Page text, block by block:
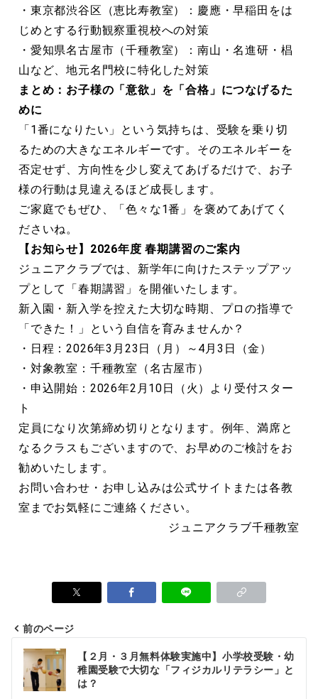
・東京都渋谷区（恵比寿教室）：慶應・早稲田をは
じめとする行動観察重視校への対策
・愛知県名古屋市（千種教室）：南山・名進研・椙
山など、地元名門校に特化した対策
まとめ：お子様の「意欲」を「合格」につなげるた
めに
「1番になりたい」という気持ちは、受験を乗り切
るための大きなエネルギーです。そのエネルギーを
否定せず、方向性を少し変えてあげるだけで、お子
様の行動は見違えるほど成長します。
ご家庭でもぜひ、「色々な1番」を褒めてあげてく
ださいね。
【お知らせ】2026年度 春期講習のご案内
ジュニアクラブでは、新学年に向けたステップアッ
プとして「春期講習」を開催いたします。
新入園・新入学を控えた大切な時期、プロの指導で
「できた！」という自信を育みませんか？
・日程：2026年3月23日（月）～4月3日（金）
・対象教室：千種教室（名古屋市）
・申込開始：2026年2月10日（火）より受付スター
ト
定員になり次第締め切りとなります。例年、満席と
なるクラスもございますので、お早めのご検討をお
勧めいたします。
お問い合わせ・お申し込みは公式サイトまたは各教
室までお気軽にご連絡ください。
ジュニアクラブ千種教室
前のページ
【２月・３月無料体験実施中】小学校受験・幼
稚園受験で大切な「フィジカルリテラシー」と
は？